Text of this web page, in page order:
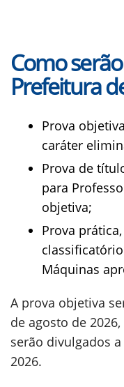
Como
Prefeitura
Prova
caráter
Prova de
para
objetiva;
Prova
Máquinas
A prova objetiva
de agosto de
serão divulgados
2026.